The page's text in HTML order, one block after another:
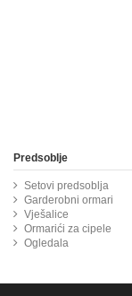
Predsoblje
Setovi predsoblja
Garderobni ormari
Vješalice
Ormarići za cipele
Ogledala